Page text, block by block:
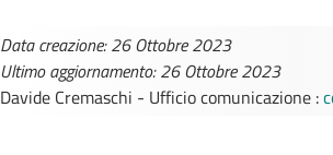
Data creazione: 26 Ottobre 2023
Ultimo aggiornamento: 26 Ottobre 2023
Davide Cremaschi - Ufficio comunicazione :